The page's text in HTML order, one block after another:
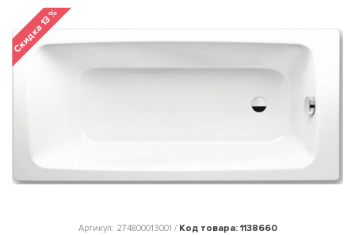
Скидка 13 %
Артикул: 274800013001 / Код товара: 1138660